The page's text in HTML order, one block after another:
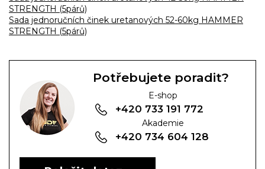
STRENGTH (5párů)
Sada jednoručních činek uretanových 52-60kg HAMMER
STRENGTH (5párů)
Potřebujete poradit?
E-shop
+420 733 191 772
Akademie
+420 734 604 128